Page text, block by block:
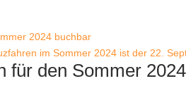
im Sommer 2024 ist der 22.
für den Sommer